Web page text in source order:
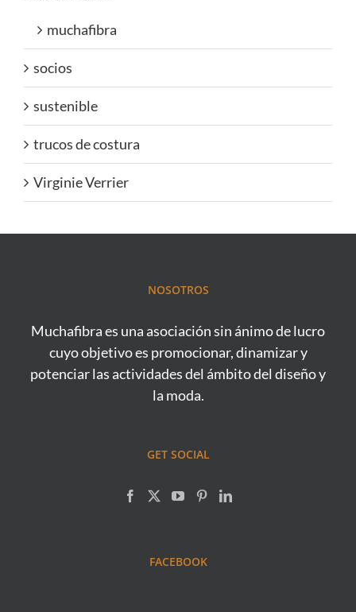
muchafibra
socios
sustenible
trucos de costura
Virginie Verrier
NOSOTROS
Muchafibra es una asociación sin ánimo de lucro
cuyo objetivo es promocionar, dinamizar y
potenciar las actividades del ámbito del diseño y
la moda.
GET SOCIAL
FACEBOOK